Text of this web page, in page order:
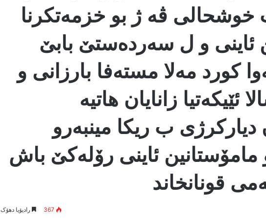
خوشحالی ڤە ژ بو خزمەتکرنا
ئاینی و ل سەردەستێ بابێ
کورد مەلا مستەفا بارزانی و
٥٢ سالا ئێیکەتیا زانایان ھاتیە
دیارکرژی ب ریکا مینبەرو
مامۆستانین ئاینی رۆلەکێ باش
قونانخاند
367 رادیۆیا دھۆک